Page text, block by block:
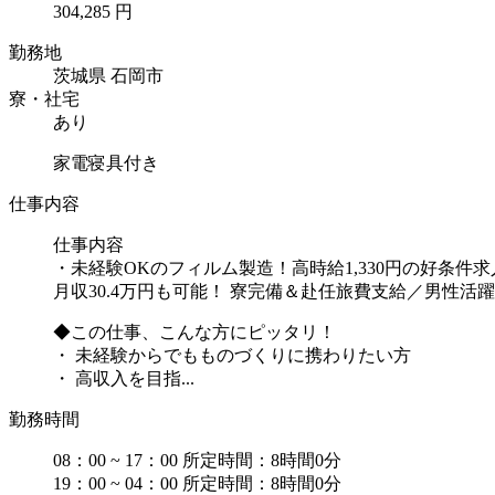
304,285 円
勤務地
茨城県 石岡市
寮・社宅
あり
家電寝具付き
仕事内容
仕事内容
・未経験OKのフィルム製造！高時給1,330円の好条件求
月収30.4万円も可能！ 寮完備＆赴任旅費支給／男性活
◆この仕事、こんな方にピッタリ！
・ 未経験からでもものづくりに携わりたい方
・ 高収入を目指...
勤務時間
08：00 ~ 17：00 所定時間：8時間0分
19：00 ~ 04：00 所定時間：8時間0分